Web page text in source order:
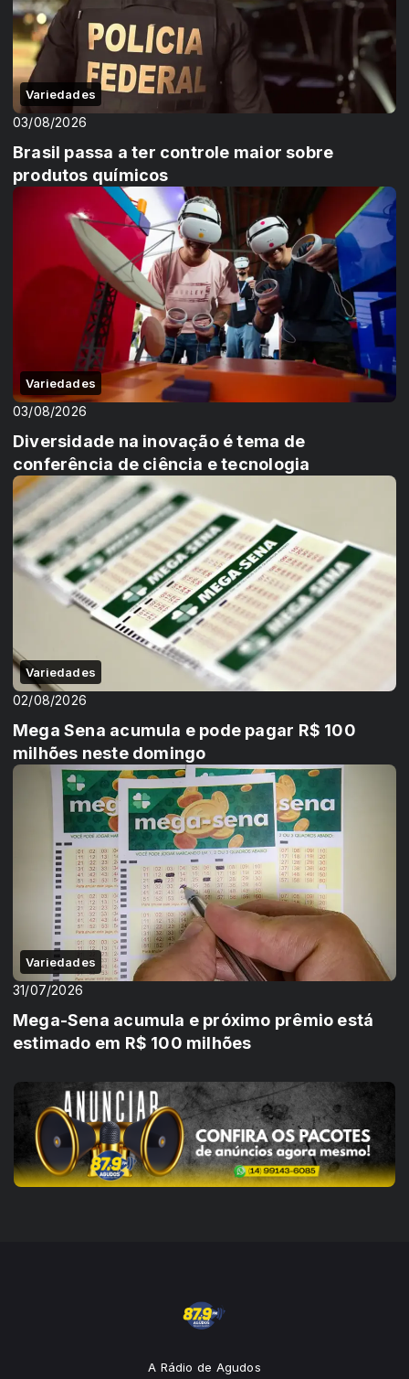
Variedades
03/08/2026
Brasil passa a ter controle maior sobre
produtos químicos
Variedades
03/08/2026
Diversidade na inovação é tema de
conferência de ciência e tecnologia
Variedades
02/08/2026
Mega Sena acumula e pode pagar R$ 100
milhões neste domingo
Variedades
31/07/2026
Mega-Sena acumula e próximo prêmio está
estimado em R$ 100 milhões
A Rádio de Agudos